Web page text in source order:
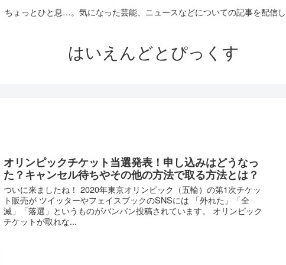
ちょっとひと息…。気になった芸能、ニュースなどについての記事を配信
はいえんどとぴっくす
オリンピックチケット当選発表！申し込みはどうなっ
た？キャンセル待ちやその他の方法で取る方法とは？
ついに来ましたね！ 2020年東京オリンピック（五輪）の第1次チケッ
ト販売が ツイッターやフェイスブックのSNSには 「外れた」「全
滅」「落選」というものがバンバン投稿されています。 オリンピック
チケットが取れな...